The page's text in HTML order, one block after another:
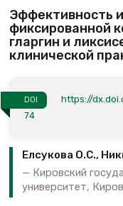
Эффективность
фиксированной
гларгин и
клинической
DOI
https://
74
Елсукова О.С.,
Кировский
университет,